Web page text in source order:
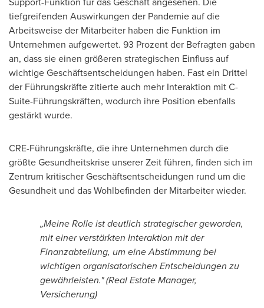
tiefgreifenden Auswirkungen der Pandemie auf die
Arbeitsweise der Mitarbeiter haben die Funktion im
Unternehmen aufgewertet. 93 Prozent der Befragten gaben
an, dass sie einen größeren strategischen Einfluss auf
wichtige Geschäftsentscheidungen haben. Fast ein Drittel
der Führungskräfte zitierte auch mehr Interaktion mit C-
Suite-Führungskräften, wodurch ihre Position ebenfalls
gestärkt wurde.
CRE-Führungskräfte, die ihre Unternehmen durch die
größte Gesundheitskrise unserer Zeit führen, finden sich im
Zentrum kritischer Geschäftsentscheidungen rund um die
Gesundheit und das Wohlbefinden der Mitarbeiter wieder.
„Meine Rolle ist deutlich strategischer geworden,
mit einer verstärkten Interaktion mit der
Finanzabteilung, um eine Abstimmung bei
wichtigen organisatorischen Entscheidungen zu
gewährleisten." (Real Estate Manager,
Versicherung)